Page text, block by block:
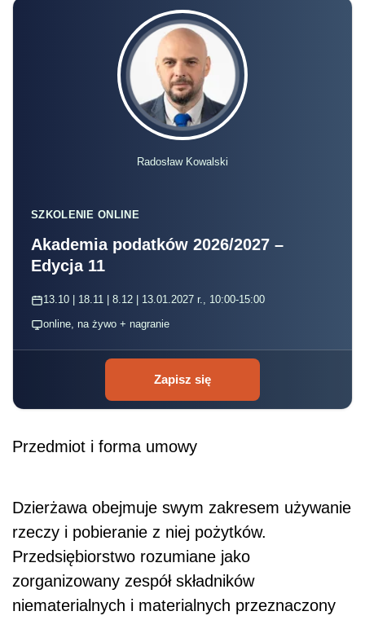
Radosław Kowalski
SZKOLENIE ONLINE
Akademia podatków 2026/2027 –
Edycja 11
13.10 | 18.11 | 8.12 | 13.01.2027 r., 10:00-15:00
online, na żywo + nagranie
Zapisz się
Przedmiot i forma umowy
Dzierżawa obejmuje swym zakresem używanie
rzeczy i pobieranie z niej pożytków.
Przedsiębiorstwo rozumiane jako
zorganizowany zespół składników
niematerialnych i materialnych przeznaczony